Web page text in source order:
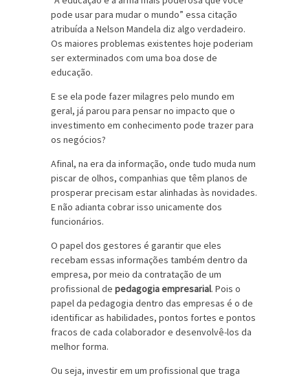
pode usar para mudar o mundo” essa citação
atribuída a Nelson Mandela diz algo verdadeiro.
Os maiores problemas existentes hoje poderiam
ser exterminados com uma boa dose de
educação.
E se ela pode fazer milagres pelo mundo em
geral, já parou para pensar no impacto que o
investimento em conhecimento pode trazer para
os negócios?
Afinal, na era da informação, onde tudo muda num
piscar de olhos, companhias que têm planos de
prosperar precisam estar alinhadas às novidades.
E não adianta cobrar isso unicamente dos
funcionários.
O papel dos gestores é garantir que eles
recebam essas informações também dentro da
empresa, por meio da contratação de um
profissional de pedagogia empresarial. Pois o
papel da pedagogia dentro das empresas é o de
identificar as habilidades, pontos fortes e pontos
fracos de cada colaborador e desenvolvê-los da
melhor forma.
Ou seja, investir em um profissional que traga